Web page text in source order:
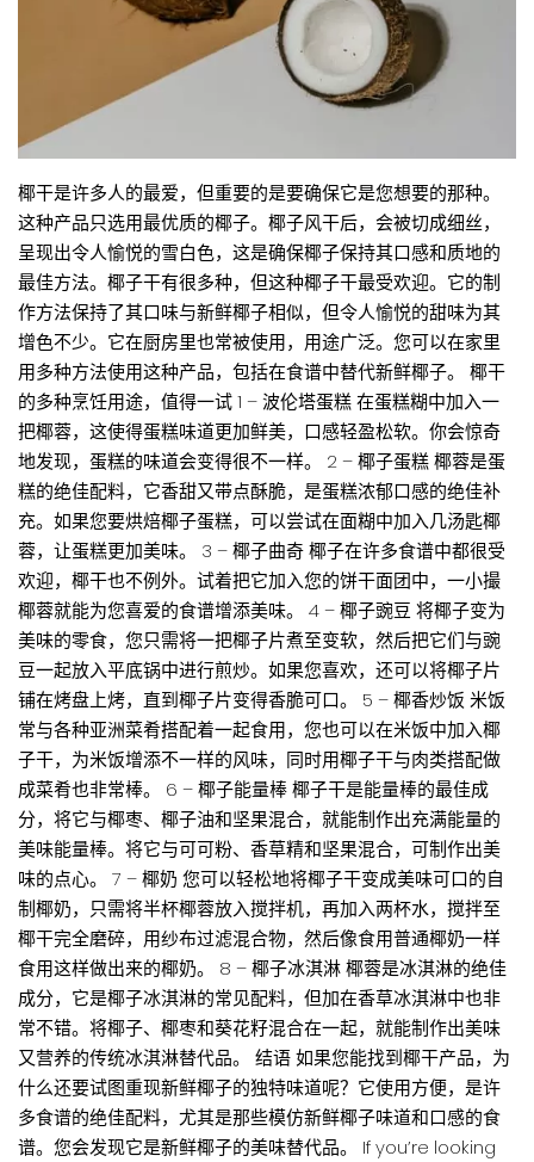
椰干是许多人的最爱，但重要的是要确保它是您想要的那种。
这种产品只选用最优质的椰子。椰子风干后，会被切成细丝，
呈现出令人愉悦的雪白色，这是确保椰子保持其口感和质地的
最佳方法。椰子干有很多种，但这种椰子干最受欢迎。它的制
作方法保持了其口味与新鲜椰子相似，但令人愉悦的甜味为其
增色不少。它在厨房里也常被使用，用途广泛。您可以在家里
用多种方法使用这种产品，包括在食谱中替代新鲜椰子。 椰干
的多种烹饪用途，值得一试 1 – 波伦塔蛋糕 在蛋糕糊中加入一
把椰蓉，这使得蛋糕味道更加鲜美，口感轻盈松软。你会惊奇
地发现，蛋糕的味道会变得很不一样。 2 – 椰子蛋糕 椰蓉是蛋
糕的绝佳配料，它香甜又带点酥脆，是蛋糕浓郁口感的绝佳补
充。如果您要烘焙椰子蛋糕，可以尝试在面糊中加入几汤匙椰
蓉，让蛋糕更加美味。 3 – 椰子曲奇 椰子在许多食谱中都很受
欢迎，椰干也不例外。试着把它加入您的饼干面团中，一小撮
椰蓉就能为您喜爱的食谱增添美味。 4 – 椰子豌豆 将椰子变为
美味的零食，您只需将一把椰子片煮至变软，然后把它们与豌
豆一起放入平底锅中进行煎炒。如果您喜欢，还可以将椰子片
铺在烤盘上烤，直到椰子片变得香脆可口。 5 – 椰香炒饭 米饭
常与各种亚洲菜肴搭配着一起食用，您也可以在米饭中加入椰
子干，为米饭增添不一样的风味，同时用椰子干与肉类搭配做
成菜肴也非常棒。 6 – 椰子能量棒 椰子干是能量棒的最佳成
分，将它与椰枣、椰子油和坚果混合，就能制作出充满能量的
美味能量棒。将它与可可粉、香草精和坚果混合，可制作出美
味的点心。 7 – 椰奶 您可以轻松地将椰子干变成美味可口的自
制椰奶，只需将半杯椰蓉放入搅拌机，再加入两杯水，搅拌至
椰干完全磨碎，用纱布过滤混合物，然后像食用普通椰奶一样
食用这样做出来的椰奶。 8 – 椰子冰淇淋 椰蓉是冰淇淋的绝佳
成分，它是椰子冰淇淋的常见配料，但加在香草冰淇淋中也非
常不错。将椰子、椰枣和葵花籽混合在一起，就能制作出美味
又营养的传统冰淇淋替代品。 结语 如果您能找到椰干产品，为
什么还要试图重现新鲜椰子的独特味道呢？它使用方便，是许
多食谱的绝佳配料，尤其是那些模仿新鲜椰子味道和口感的食
谱。您会发现它是新鲜椰子的美味替代品。 If you’re looking